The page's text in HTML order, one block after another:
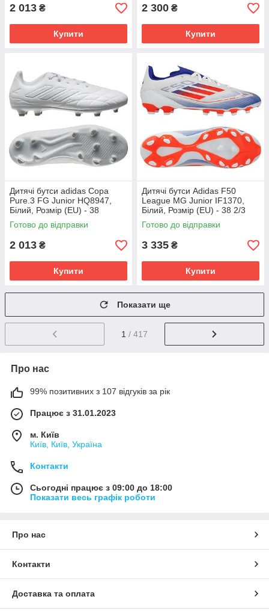
2 013 ₴
Купити
2 300 ₴
Купити
Дитячі бутси adidas Copa
Pure.3 FG Junior HQ8947,
Білий, Розмір (EU) - 38
Готово до відправки
2 013 ₴
Купити
Дитячі бутси Adidas F50
League MG Junior IF1370,
Білий, Розмір (EU) - 38 2/3
Готово до відправки
3 335 ₴
Купити
Показати ще
1 / 417
Про нас
99% позитивних з 107 відгуків за рік
Працює з 31.01.2023
м. Київ
Київ, Київ, Україна
Контакти
Сьогодні працює з 09:00 до 18:00
Показати весь графік роботи
Про нас
Контакти
Доставка та оплата